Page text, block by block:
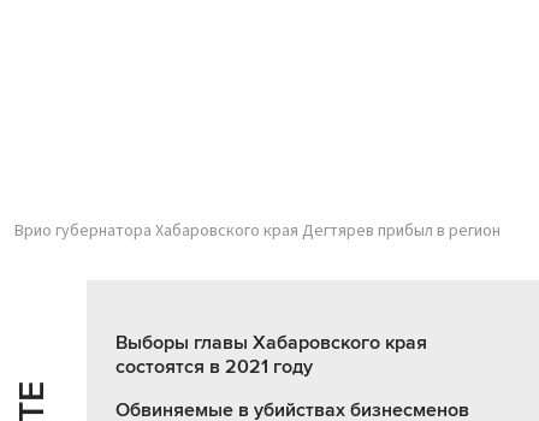
Врио губернатора Хабаровского края Дегтярев прибыл в регион
Выборы главы Хабаровского края
состоятся в 2021 году
Обвиняемые в убийствах бизнесменов